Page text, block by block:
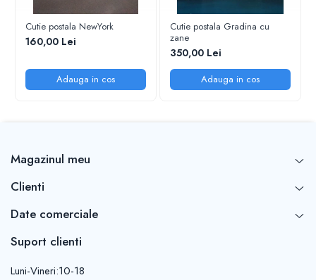
Cutie postala NewYork
160,00 Lei
Adauga in cos
Cutie postala Gradina cu
zane
350,00 Lei
Adauga in cos
Magazinul meu
Clienti
Date comerciale
Suport clienti
Luni-Vineri:10-18